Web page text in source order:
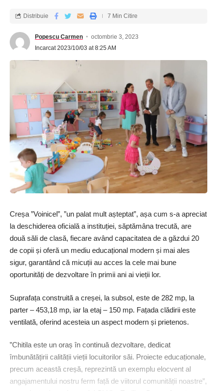
Popescu Carmen
octombrie 3, 2023
Incarcat 2023/10/03 at 8:25 AM
Distribuie 7 Min Citire
Creșa ”Voinicel”, ”un palat mult așteptat”, așa cum s-a apreciat
la deschiderea oficială a instituției, săptămâna trecută, are
două săli de clasă, fiecare având capacitatea de a găzdui 20
de copii și oferă un mediu educațional modern și mai ales
sigur, garantând că micuții au acces la cele mai bune
oportunități de dezvoltare în primii ani ai vieții lor.
Suprafața construită a creșei, la subsol, este de 282 mp, la
parter – 453,18 mp, iar la etaj – 150 mp. Fațada clădirii este
ventilată, oferind acesteia un aspect modern și prietenos.
”Chitila este un oraș în continuă dezvoltare, dedicat
îmbunătățirii calității vieții locuitorilor săi. Proiecte educaționale,
precum această creșă, reprezintă un exemplu elocvent al
angajamentului nostru ferm față de viitorul comunității noastre”,